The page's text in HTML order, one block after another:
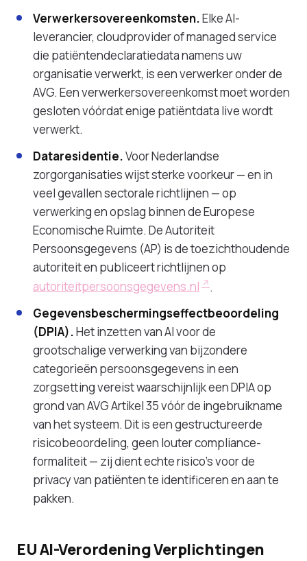
Verwerkersovereenkomsten.Elke AI-
leverancier, cloudprovider of managed service
die patiëntendeclaratiedata namens uw
organisatie verwerkt, is een verwerker onder de
AVG. Een verwerkersovereenkomst moet worden
gesloten vóórdat enige patiëntdata live wordt
verwerkt.
Dataresidentie.Voor Nederlandse
zorgorganisaties wijst sterke voorkeur — en in
veel gevallen sectorale richtlijnen — op
verwerking en opslag binnen de Europese
Economische Ruimte. De Autoriteit
Persoonsgegevens (AP) is de toezichthoudende
autoriteit en publiceert richtlijnen op
autoriteitpersoonsgegevens.nl
.
Gegevensbeschermingseffectbeoordeling
(DPIA).Het inzetten van AI voor de
grootschalige verwerking van bijzondere
categorieën persoonsgegevens in een
zorgsetting vereist waarschijnlijk een DPIA op
grond van AVG Artikel 35 vóór de ingebruikname
van het systeem. Dit is een gestructureerde
risicobeoordeling, geen louter compliance-
formaliteit — zij dient echte risico's voor de
privacy van patiënten te identificeren en aan te
pakken.
EU AI-Verordening Verplichtingen